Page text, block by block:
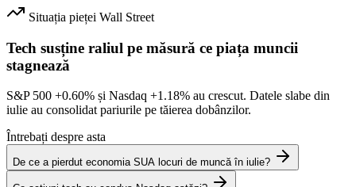
Situația pieței Wall Street
Tech susține raliul pe măsură ce piața muncii
stagnează
S&P 500 +0.60% și Nasdaq +1.18% au crescut. Datele slabe din
iulie au consolidat pariurile pe tăierea dobânzilor.
Întrebați despre asta
De ce a pierdut economia SUA locuri de muncă în iulie?